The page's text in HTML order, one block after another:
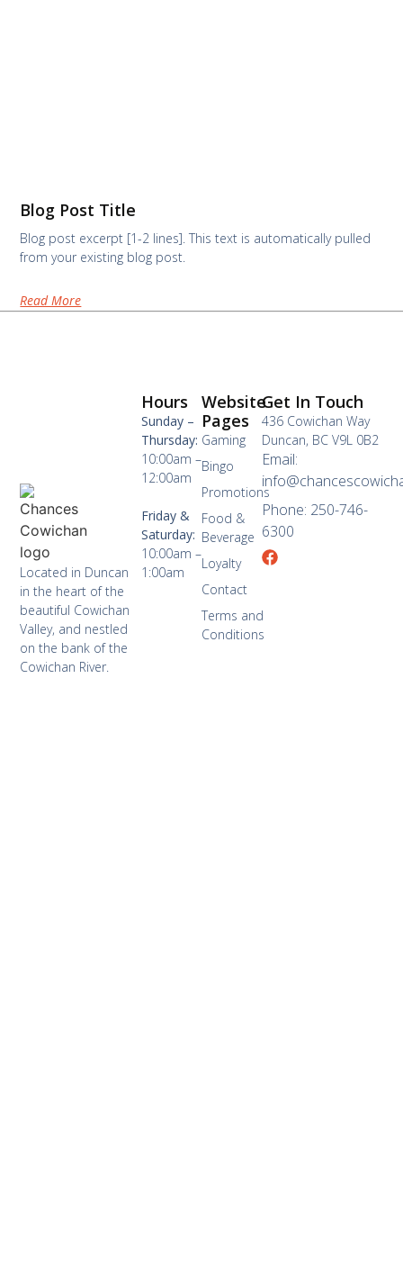
Blog Post Title
Blog post excerpt [1-2 lines]. This text is automatically pulled
from your existing blog post.
Read More
Located in Duncan
in the heart of the
beautiful Cowichan
Valley, and nestled
on the bank of the
Cowichan River.
Website
Pages
Gaming
Bingo
Promotions
Food &
Beverage
Loyalty
Contact
Terms and
Conditions
Hours
Sunday –
Thursday:
10:00am –
12:00am
Friday &
Saturday:
10:00am –
1:00am
Get In Touch
436 Cowichan Way
Duncan, BC V9L 0B2
Email:
Phone: 250-746-
6300